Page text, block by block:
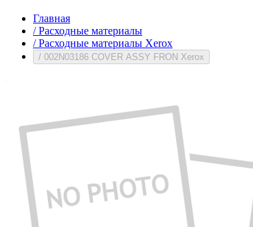
Главная
/ Расходные материалы
/ Расходные материалы Xerox
/ 002N03186 COVER ASSY FRON Xerox